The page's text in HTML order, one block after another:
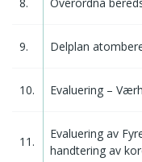
8. Overordna
9. Delplan
10. Evaluering –
11.
Evaluering av
handtering av